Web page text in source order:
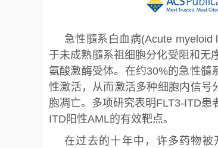
急性髓系白血病(Acute
于未成熟髓系祖细胞分化受阻和无
氨酸激酶受体。在约30%的急性髓
性激活，从而激活多种细胞内信号
胞凋亡。多项研究表明FLT3-ITD
ITD阳性AML的有效靶点。
在过去的十年中，许多药物被